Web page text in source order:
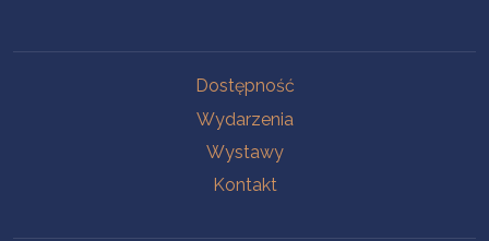
Dostępność
Wydarzenia
Wystawy
Kontakt